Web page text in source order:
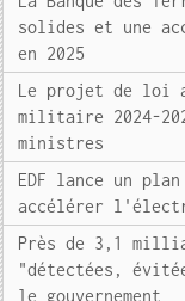
solides et une
en 2025
Le projet de loi
militaire 2024-
ministres
EDF lance un
accélérer
Près de 3,1
"détectées,
le gouvernement